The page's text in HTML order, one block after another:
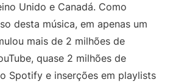
Unido e Canadá. Como
desta música, em apenas um
mais de 2 milhões de
quase 2 milhões de
Spotify e inserções em playlists